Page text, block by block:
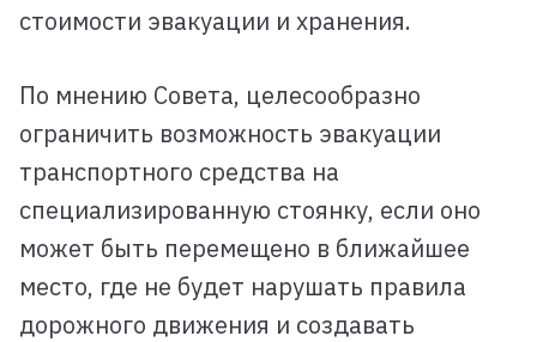
стоимости эвакуации и хранения.
По мнению Совета, целесообразно
ограничить возможность эвакуации
транспортного средства на
специализированную стоянку, если оно
может быть перемещено в ближайшее
место, где не будет нарушать правила
дорожного движения и создавать